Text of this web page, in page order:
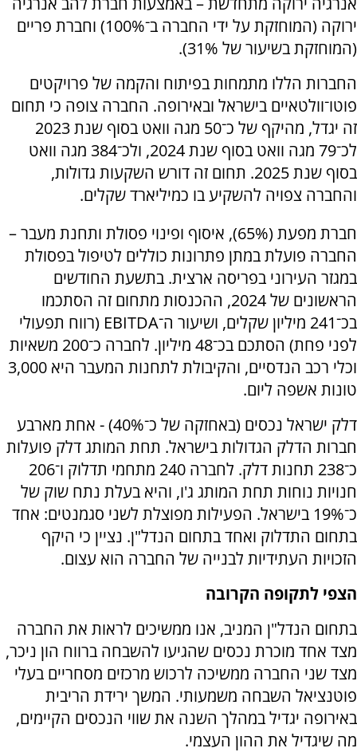
ירוקה (המוחזקת על ידי החברה ב־100%) וחברת פריים
(המוחזקת בשיעור של 31%).
החברות הללו מתמחות בפיתוח והקמה של פרויקטים
פוטו־וולטאיים בישראל ובאירופה. החברה צופה כי תחום
זה יגדל, מהיקף של כ־50 מגה וואט בסוף שנת 2023
לכ־79 מגה וואט בסוף שנת 2024, ולכ־384 מגה וואט
בסוף שנת 2025. תחום זה דורש השקעות גדולות,
והחברה צפויה להשקיע בו כמיליארד שקלים.
חברת מפעת (65%), איסוף ופינוי פסולת ותחנת מעבר –
החברה פועלת במתן פתרונות כוללים לטיפול בפסולת
במגזר העירוני בפריסה ארצית. בתשעת החודשים
הראשונים של 2024, ההכנסות מתחום זה הסתכמו
בכ־241 מיליון שקלים, ושיעור ה־
EBITDA (רווח תפעולי
לפני פחת) הסתכם בכ־48 מיליון. לחברה כ־200 משאיות
וכלי רכב הנדסיים, והקיבולת לתחנות המעבר היא 3,000
טונות אשפה ליום.
דלק ישראל נכסים (באחזקה של כ־40%) - אחת מארבע
חברות הדלק הגדולות בישראל. תחת המותג דלק פועלות
כ־238 תחנות דלק. לחברה 240 מתחמי תדלוק ו־206
חנויות נוחות תחת המותג ג'ו, והיא בעלת נתח שוק של
כ־19% בישראל. הפעילות מפוצלת לשני סגמנטים: אחד
בתחום התדלוק ואחד בתחום הנדל"ן. נציין כי היקף
הזכויות העתידיות לבנייה של החברה הוא עצום.
הצפי לתקופה הקרובה
בתחום הנדל"ן המניב, אנו ממשיכים לראות את החברה
מצד אחד מוכרת נכסים שהגיעו להשבחה ברווח הון ניכר,
מצד שני החברה ממשיכה לרכוש מרכזים מסחריים בעלי
פוטנציאל השבחה משמעותי. המשך ירידת הריבית
באירופה יגדיל במהלך השנה את שווי הנכסים הקיימים,
מה שיגדיל את ההון העצמי.